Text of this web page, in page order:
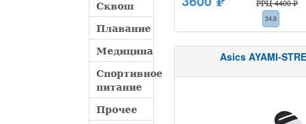
Сквош
Плавание
Медицина
Спортивное
питание
Прочее
РРЦ 4400 ₽
34.0
Asics AYAMI-